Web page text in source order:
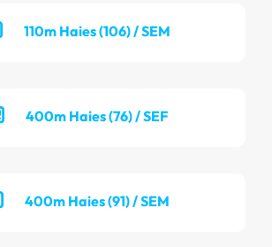
110m Haies (106) / SEM
400m Haies (76) / SEF
400m Haies (91) / SEM